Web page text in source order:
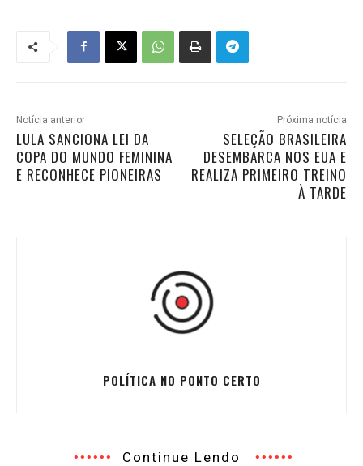
Notícia anterior
LULA SANCIONA LEI DA
COPA DO MUNDO FEMININA
E RECONHECE PIONEIRAS
Próxima notícia
SELEÇÃO BRASILEIRA
DESEMBARCA NOS EUA E
REALIZA PRIMEIRO TREINO
À TARDE
POLÍTICA NO PONTO CERTO
Continue Lendo